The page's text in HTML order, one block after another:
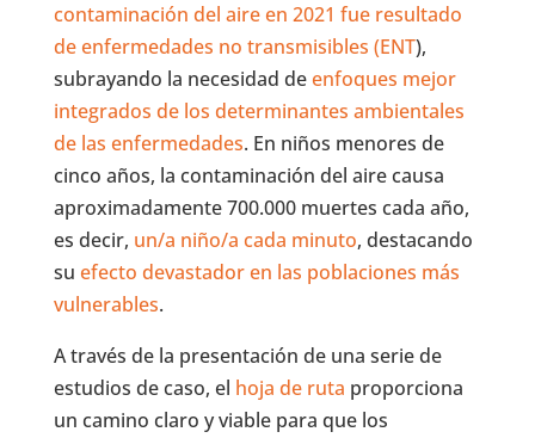
contaminación del aire en 2021 fue resultado
de enfermedades no transmisibles (ENT),
subrayando la necesidad deenfoques mejor
integrados de los determinantes ambientales
de las enfermedades. En niños menores de
cinco años, la contaminación del aire causa
aproximadamente 700.000 muertes cada año,
es decir, un/a niño/a cada minuto, destacando
su efecto devastador en las poblaciones más
vulnerables.
A través de la presentación de una serie de
estudios de caso, el hoja de ruta proporciona
un camino claro y viable para que los